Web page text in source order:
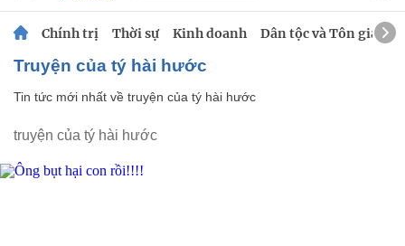
Chính trị Thời sự Kinh doanh Dân tộc và Tôn giáo
truyện của tý hài hước
Tin tức mới nhất về truyện của tý hài hước
truyện của tý hài hước